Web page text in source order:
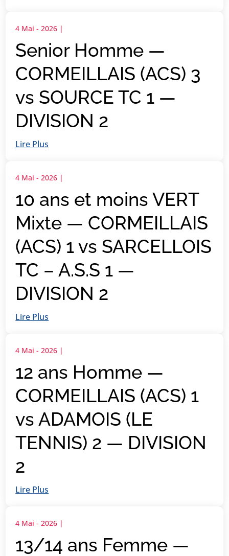
Senior Homme —
CORMEILLAIS (ACS) 3
vs SOURCE TC 1 —
DIVISION 2
4 Mai - 2026 |
Lire Plus
10 ans et moins VERT
Mixte — CORMEILLAIS
(ACS) 1 vs SARCELLOIS
TC – A.S.S 1 —
DIVISION 2
4 Mai - 2026 |
Lire Plus
12 ans Homme —
CORMEILLAIS (ACS) 1
vs ADAMOIS (LE
TENNIS) 2 — DIVISION
2
4 Mai - 2026 |
Lire Plus
13/14 ans Femme —
4 Mai - 2026 |